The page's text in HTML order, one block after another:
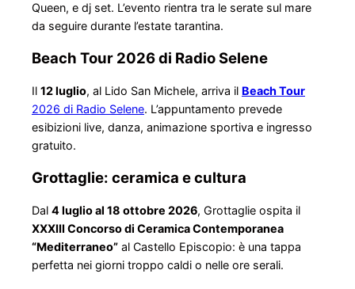
Queen, e dj set. L’evento rientra tra le serate sul mare
da seguire durante l’estate tarantina.
Beach Tour 2026 di Radio Selene
Il 12 luglio, al Lido San Michele, arriva il Beach Tour
2026 di Radio Selene. L’appuntamento prevede
esibizioni live, danza, animazione sportiva e ingresso
gratuito.
Grottaglie: ceramica e cultura
Dal 4 luglio al 18 ottobre 2026, Grottaglie ospita il
XXXIII Concorso di Ceramica Contemporanea
“Mediterraneo” al Castello Episcopio: è una tappa
perfetta nei giorni troppo caldi o nelle ore serali.